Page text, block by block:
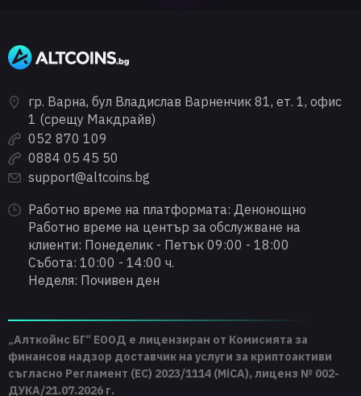
гр. Варна, бул Владислав Варненчик 81, ет. 1, офис
1 (срещу Макдрайв)
052 870 109
0884 05 45 50
support@altcoins.bg
Работно време на платформата: Денонощно
Работно време на център за обслужване на
клиенти: Понеделик - Петък 09:00 - 18:00
Събота: 10:00 - 14:00 ч.
Неделя: Почивен ден
„Алткойнс БГ“ ЕООД е лицензиран от Комисията за
финансов надзор доставчик на услуги за криптоактиви
съгласно Регламент (ЕС) 2023/1114 (MiCA), лиценз № 002-
ДУКА/21.07.2026 г.